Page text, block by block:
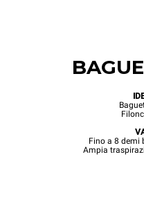
Fino a 8 demi
Ampia